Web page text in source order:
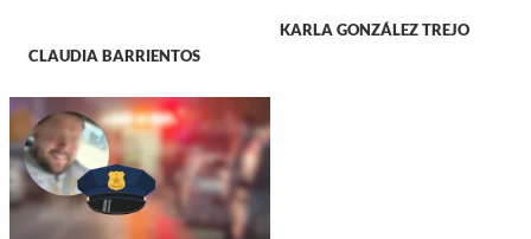
CLAUDIA BARRIENTOS
KARLA GONZÁLEZ TREJO